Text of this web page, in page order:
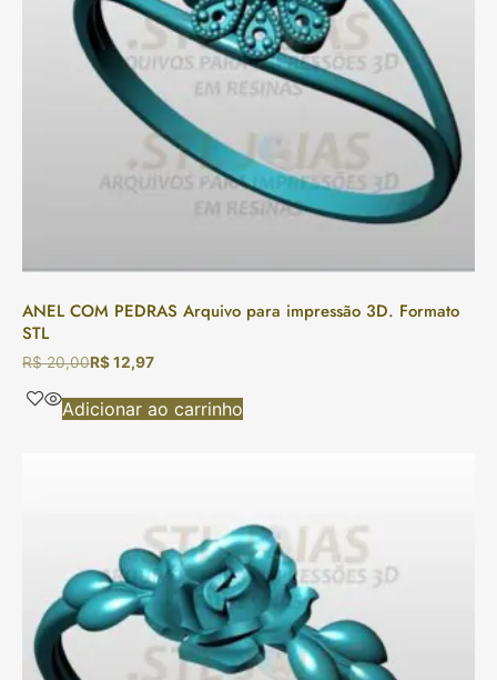
ANEL COM PEDRAS Arquivo para impressão 3D. Formato
STL
R$20,00R$12,97
Adicionar ao carrinho